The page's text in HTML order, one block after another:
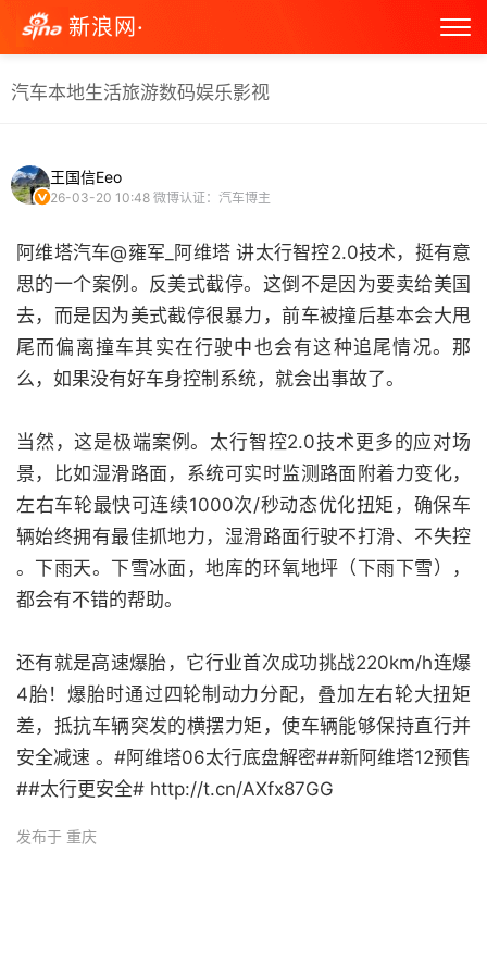
新浪网·
汽车本地生活旅游数码娱乐影视
王国信Eeo
26-03-20 10:48 微博认证：汽车博主
阿维塔汽车@雍军_阿维塔 讲太行智控2.0技术，挺有意
思的一个案例。反美式截停。这倒不是因为要卖给美国
去，而是因为美式截停很暴力，前车被撞后基本会大甩
尾而偏离撞车其实在行驶中也会有这种追尾情况。那
么，如果没有好车身控制系统，就会出事故了。
当然，这是极端案例。太行智控2.0技术更多的应对场
景，比如湿滑路面，系统可实时监测路面附着力变化，
左右车轮最快可连续1000次/秒动态优化扭矩，确保车
辆始终拥有最佳抓地力，湿滑路面行驶不打滑、不失控
。下雨天。下雪冰面，地库的环氧地坪（下雨下雪），
都会有不错的帮助。
还有就是高速爆胎，它行业首次成功挑战220km/h连爆
4胎！爆胎时通过四轮制动力分配，叠加左右轮大扭矩
差，抵抗车辆突发的横摆力矩，使车辆能够保持直行并
安全减速 。#阿维塔06太行底盘解密##新阿维塔12预售
##太行更安全# http://t.cn/AXfx87GG
发布于 重庆